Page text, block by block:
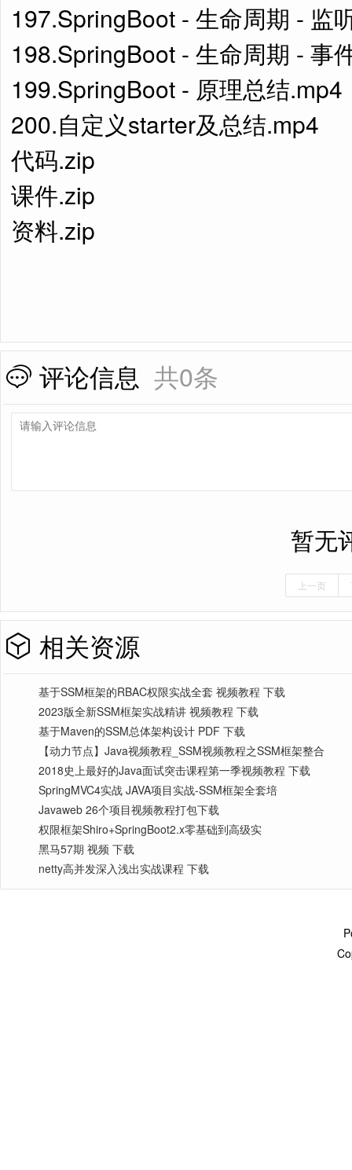
197.SpringBoot - 生命周期 - 监
198.SpringBoot - 生命周期 - 事
199.SpringBoot - 原理总结.mp4
200.自定义starter及总结.mp4
代码.zip
课件.zip
资料.zip
评论信息 共0条
暂无
上一页
相关资源
基于SSM框架的RBAC权限实战全套 视频教程 下载
2023版全新SSM框架实战精讲 视频教程 下载
基于Maven的SSM总体架构设计 PDF 下载
【动力节点】Java视频教程_SSM视频教程之SSM框架整合
2018史上最好的Java面试突击课程第一季视频教程 下载
SpringMVC4实战 JAVA项目实战-SSM框架全套培
Javaweb 26个项目视频教程打包下载
权限框架Shiro+SpringBoot2.x零基础到高级实
黑马57期 视频 下载
netty高并发深入浅出实战课程 下载